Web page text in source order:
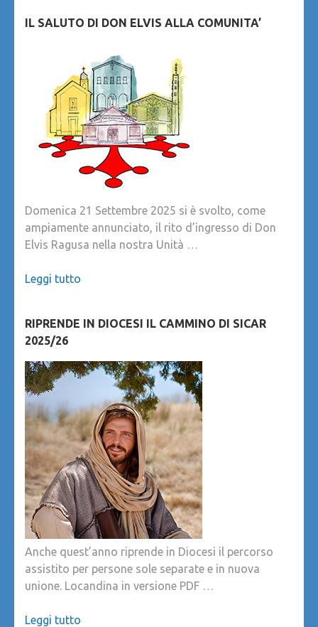
IL SALUTO DI DON ELVIS ALLA COMUNITA’
Domenica 21 Settembre 2025 si è svolto, come
ampiamente annunciato, il rito d’ingresso di Don
Elvis Ragusa nella nostra Unità …
Leggi tutto
RIPRENDE IN DIOCESI IL CAMMINO DI SICAR
2025/26
Anche quest’anno riprende in Diocesi il percorso
assistito per persone sole separate e in nuova
unione. Locandina in versione PDF …
Leggi tutto